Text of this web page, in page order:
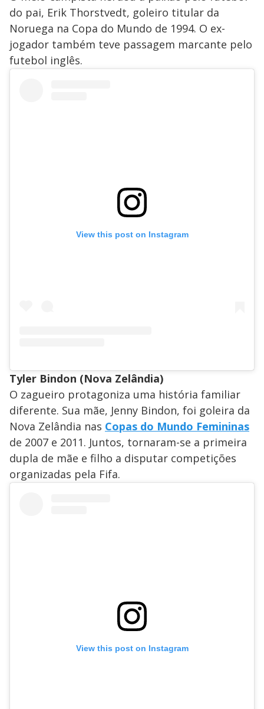
do pai, Erik Thorstvedt, goleiro titular da
Noruega na Copa do Mundo de 1994. O ex-
jogador também teve passagem marcante pelo
futebol inglês.
View this post on Instagram
Tyler Bindon (Nova Zelândia)
O zagueiro protagoniza uma história familiar
diferente. Sua mãe, Jenny Bindon, foi goleira da
Nova Zelândia nas Copas do Mundo Femininas
de 2007 e 2011. Juntos, tornaram-se a primeira
dupla de mãe e filho a disputar competições
organizadas pela Fifa.
View this post on Instagram